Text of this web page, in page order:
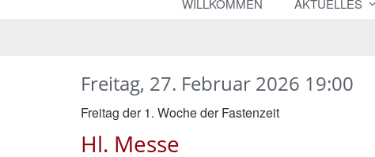
WILLKOMMEN AKTUELLES
Hl. Messe
Freitag, 27. Februar 2026 19:00
Freitag der 1. Woche der Fastenzeit